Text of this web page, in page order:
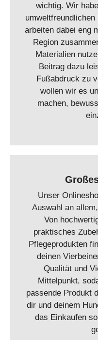
wichtig. Wir
arbeiten dabei eng
Region
Materialien
Beitrag dazu
Fußabdruck zu
wollen wir es
machen,
Unser
Auswahl an
Von
praktisches
Pflegeprodukten
deinen
Qualität und
Mittelpunkt,
passende Produkt
dir und deinem
das Einkaufen